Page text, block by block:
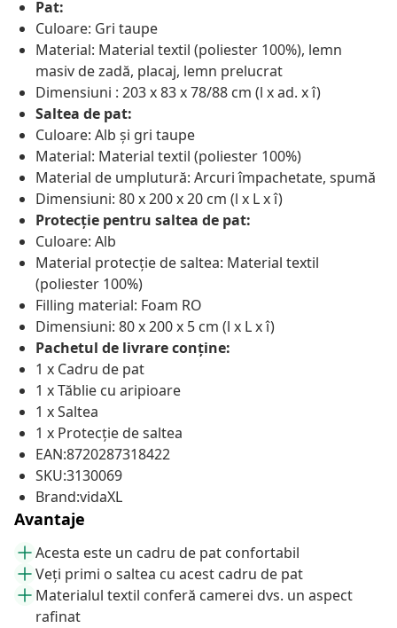
Pat:
Culoare: Gri taupe
Material: Material textil (poliester 100%), lemn
masiv de zadă, placaj, lemn prelucrat
Dimensiuni : 203 x 83 x 78/88 cm (l x ad. x î)
Saltea de pat:
Culoare: Alb și gri taupe
Material: Material textil (poliester 100%)
Material de umplutură: Arcuri împachetate, spumă
Dimensiuni: 80 x 200 x 20 cm (l x L x î)
Protecție pentru saltea de pat:
Culoare: Alb
Material protecție de saltea: Material textil
(poliester 100%)
Filling material: Foam RO
Dimensiuni: 80 x 200 x 5 cm (l x L x î)
Pachetul de livrare conține:
1 x Cadru de pat
1 x Tăblie cu aripioare
1 x Saltea
1 x Protecție de saltea
EAN:8720287318422
SKU:3130069
Brand:vidaXL
Avantaje
Acesta este un cadru de pat confortabil
Veți primi o saltea cu acest cadru de pat
Materialul textil conferă camerei dvs. un aspect
rafinat